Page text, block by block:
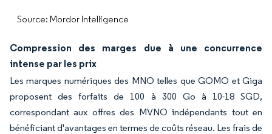
Source: Mordor Intelligence
Compression des marges due à une concurrence
intense par les prix
Les marques numériques des MNO telles que GOMO et Giga
proposent des forfaits de 100 à 300 Go à 10-18 SGD,
correspondant aux offres des MVNO indépendants tout en
bénéficiant d'avantages en termes de coûts réseau. Les frais de